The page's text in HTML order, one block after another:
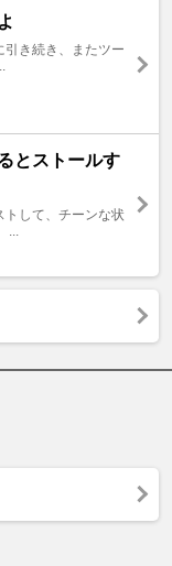
き続き、またツー
とストールす
トして、チーンな状